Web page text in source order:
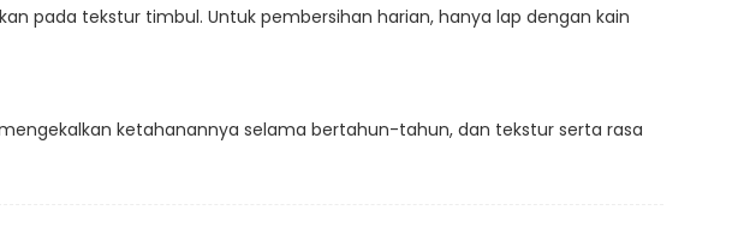
pada tekstur timbul. Untuk pembersihan harian, hanya lap dengan kain
ketahanannya selama bertahun-tahun, dan tekstur serta rasa